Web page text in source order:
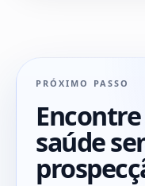
PRÓXIMO PASSO
saúde